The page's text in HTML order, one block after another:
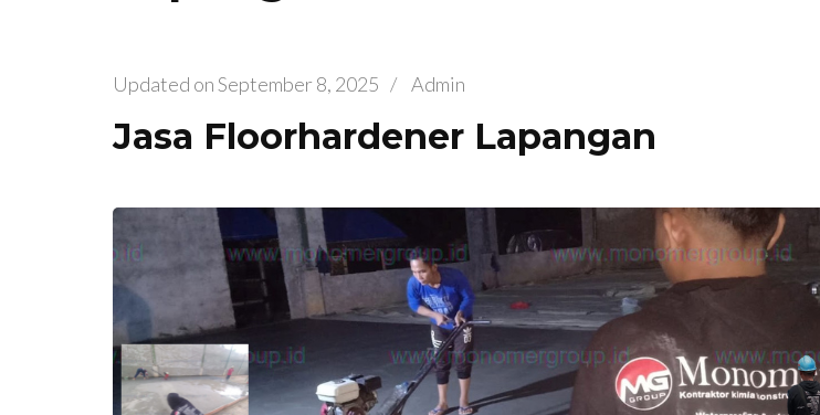
Updated onSeptember 8, 2025 / Admin
Jasa Floorhardener Lapangan